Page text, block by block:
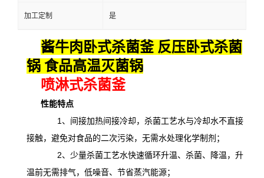
加工定制 是
酱牛肉卧式杀菌釜 反压卧式杀菌
锅 食品高温灭菌锅
喷淋式杀菌釜
性能特点
1、间接加热间接冷却，杀菌工艺水与冷却水不直接
接触，避免对食品的二次污染，无需水处理化学制剂；
2、少量杀菌工艺水快速循环升温、杀菌、降温，升
温前无需排气，低噪音、节省蒸汽能源；